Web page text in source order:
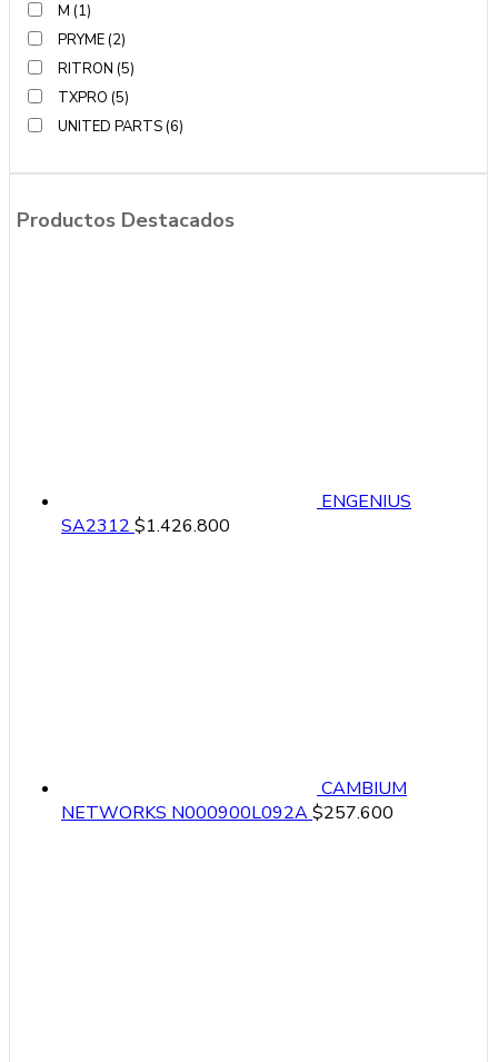
M (1)
PRYME(2)
RITRON (5)
TXPRO (5)
UNITED PARTS(6)
Productos Destacados
ENGENIUS
SA2312 $1.426.800
CAMBIUM
NETWORKS N000900L092A$257.600